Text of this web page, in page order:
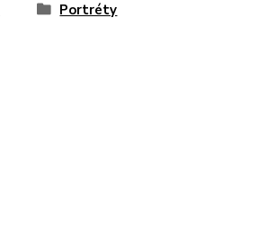
Portréty